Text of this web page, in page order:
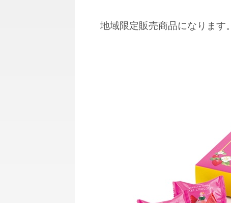
地域限定販売商品になります。